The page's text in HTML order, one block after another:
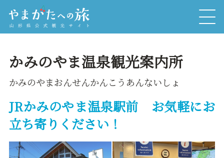
かみのやま温泉観光案内所
かみのやまおんせんかんこうあんないしょ
JRかみのやま温泉駅前 お気軽にお
立ち寄りください！